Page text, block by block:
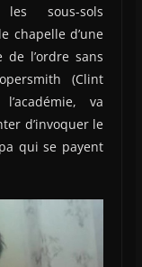
sous-sols
chapelle d’une
l’ordre sans
(Clint
va
d’invoquer le
qui se payent